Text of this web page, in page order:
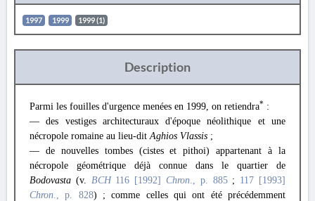
1997 1999 1999 (1)
Description
Parmi les fouilles d'urgence menées en 1999, on retiendra* :
— des vestiges architecturaux d'époque néolithique et une
nécropole romaine au lieu-ditAghios Vlassis ;
— de nouvelles tombes (cistes et pithoi) appartenant à la
nécropole géométrique déjà connue dans le quartier de
Bodovasta (v. BCH 116 [1992]Chron., p. 885; 117 [1993]
Chron., p. 828) ; comme celles qui ont été précédemment